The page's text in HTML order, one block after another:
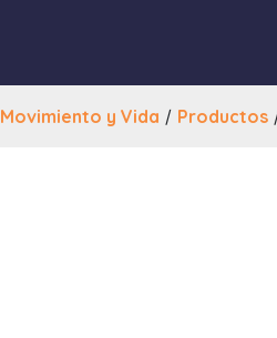
Movimiento y Vida / Productos